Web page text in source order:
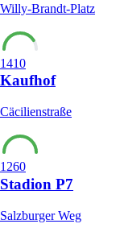
Willy-Brandt-Platz
1410
Kaufhof
Cäcilienstraße
1260
Stadion P7
Salzburger Weg